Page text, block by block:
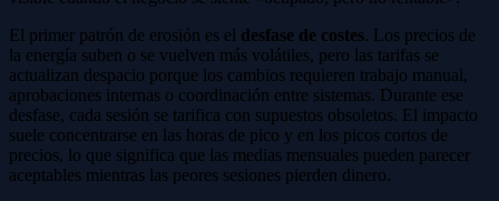
El primer patrón de erosión es el desfase de costes. Los precios de
la energía suben o se vuelven más volátiles, pero las tarifas se
actualizan despacio porque los cambios requieren trabajo manual,
aprobaciones internas o coordinación entre sistemas. Durante ese
desfase, cada sesión se tarifica con supuestos obsoletos. El impacto
suele concentrarse en las horas de pico y en los picos cortos de
precios, lo que significa que las medias mensuales pueden parecer
aceptables mientras las peores sesiones pierden dinero.